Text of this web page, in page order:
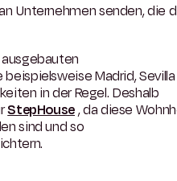
Unternehmen senden, die
Madrid,
in der Regel. Deshalb
StepHouse, da diese
sind und so